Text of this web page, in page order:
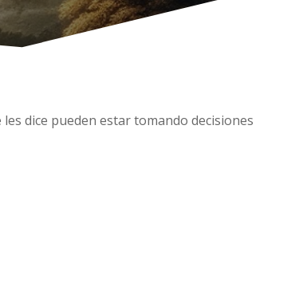
dice pueden estar tomando decisiones